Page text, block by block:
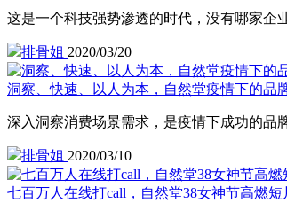
这是一个科技强势渗透的时代，没有哪家企
排骨姐 2020/03/20
洞察、快速、以人为本，自然堂疫情下的品
深入洞察消费场景需求，是疫情下成功的品
排骨姐 2020/03/10
七百万人在线打call，自然堂38女神节高燃短